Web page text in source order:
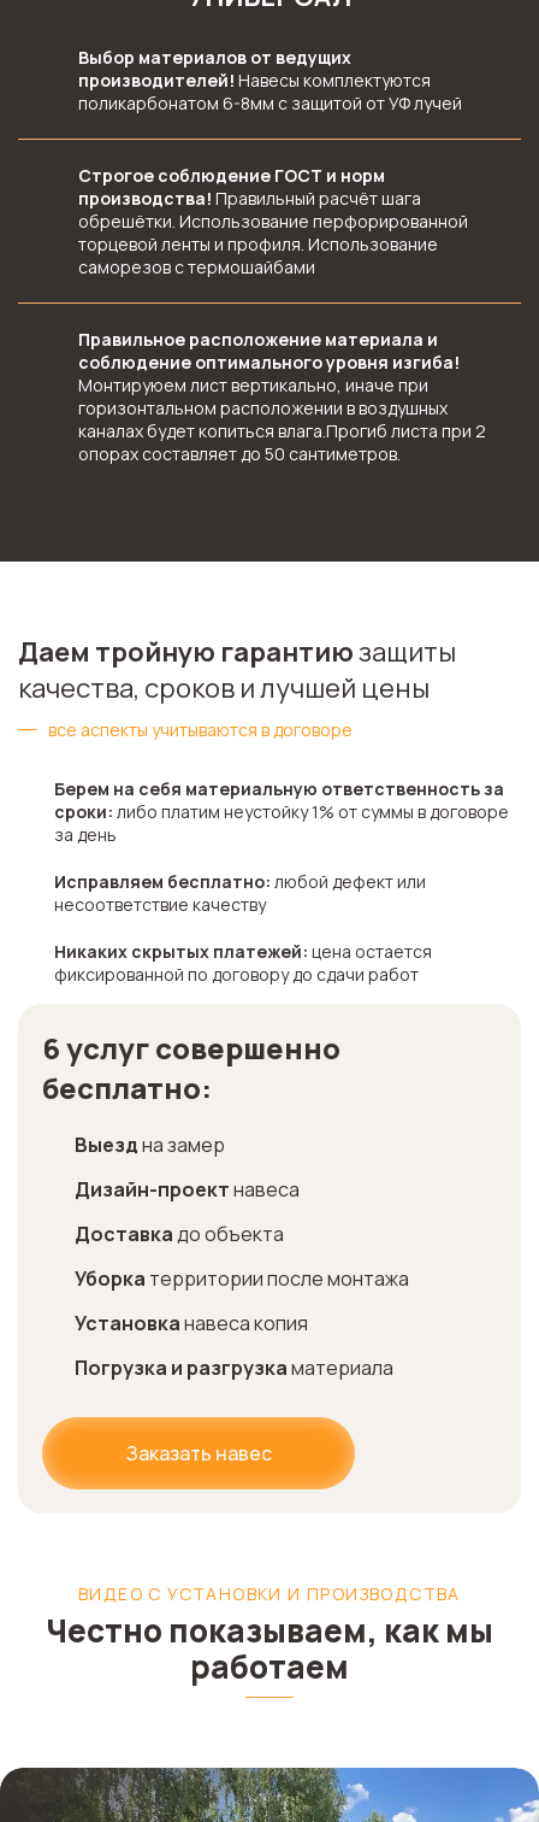
Выбор материалов от ведущих
производителей! Навесы комплектуются
поликарбонатом 6-8мм с защитой от УФ лучей
Строгое соблюдение ГОСТ и норм
производства! Правильный расчёт шага
обрешётки. Использование перфорированной
торцевой ленты и профиля. Использование
саморезов с термошайбами
Правильное расположение материала и
соблюдение оптимального уровня изгиба!
Монтируюем лист вертикально, иначе при
горизонтальном расположении в воздушных
каналах будет копиться влага.Прогиб листа при 2
опорах составляет до 50 сантиметров.
Даем тройную гарантиюзащиты
качества, сроков и лучшей цены
все аспекты учитываются в договоре
Берем на себя материальную ответственность за
сроки: либо платим неустойку 1% от суммы в договоре
за день
Исправляем бесплатно: любой дефект или
несоответствие качеству
Никаких скрытых платежей: цена остается
фиксированной по договору до сдачи работ
6 услуг совершенно
бесплатно:
Выездна замер
Дизайн-проектнавеса
Доставкадо объекта
Уборка территории после монтажа
Установканавеса копия
Погрузка и разгрузкаматериала
Заказать навес
ВИДЕО С УСТАНОВКИ И ПРОИЗВОДСТВА
Честно показываем, как мы
работаем